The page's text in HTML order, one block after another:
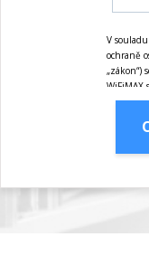
V
ochraně
„zákon“)
WiFiMAX
souhlas